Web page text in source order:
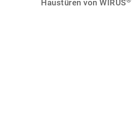
Haustüren von WIRUS